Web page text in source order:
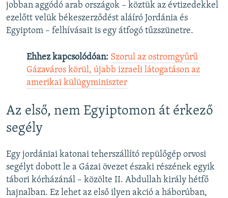
jobban aggódó arab országok – köztük az évtizedekkel
ezelőtt velük békeszerződést aláíró Jordánia és
Egyiptom – felhívásait is egy átfogó tűzszünetre.
Ehhez kapcsolódóan: Szorul az ostromgyűrű
Gázaváros körül, újabb izraeli látogatáson az
amerikai külügyminiszter
Az első, nem Egyiptomon át érkező
segély
Egy jordániai katonai teherszállító repülőgép orvosi
segélyt dobott le a Gázai övezet északi részének egyik
tábori kórházánál – közölte II. Abdullah király hétfő
hajnalban. Ez lehet az első ilyen akció a háborúban,